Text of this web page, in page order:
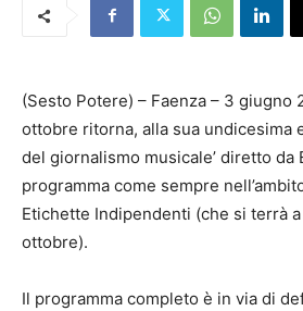
(Sesto Potere) – Faenza – 3 giugno
ottobre ritorna, alla sua undicesima
del giornalismo musicale’ diretto da
programma come sempre
Etichette Indipendenti (che si terrà
ottobre).
Il programma completo è in via di